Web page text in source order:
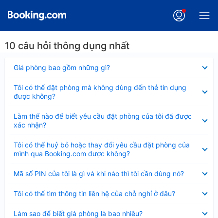
10 câu hỏi thông dụng nhất
Giá phòng bao gồm những gì?
thu
Tôi có thể đặt phòng mà không dùng đến thẻ tín dụng
được không?
thu
gọn
Làm thế nào để biết yêu cầu đặt phòng của tôi đã được
xác nhận?
thu
gọn
Tôi có thể huỷ bỏ hoặc thay đổi yêu cầu đặt phòng của
mình qua Booking.com được không?
thu
gọn
Mã số PIN của tôi là gì và khi nào thì tôi cần dùng nó?
thu
Tôi có thể tìm thông tin liên hệ của chỗ nghỉ ở đâu?
thu
Làm sao để biết giá phòng là bao nhiêu?
thu